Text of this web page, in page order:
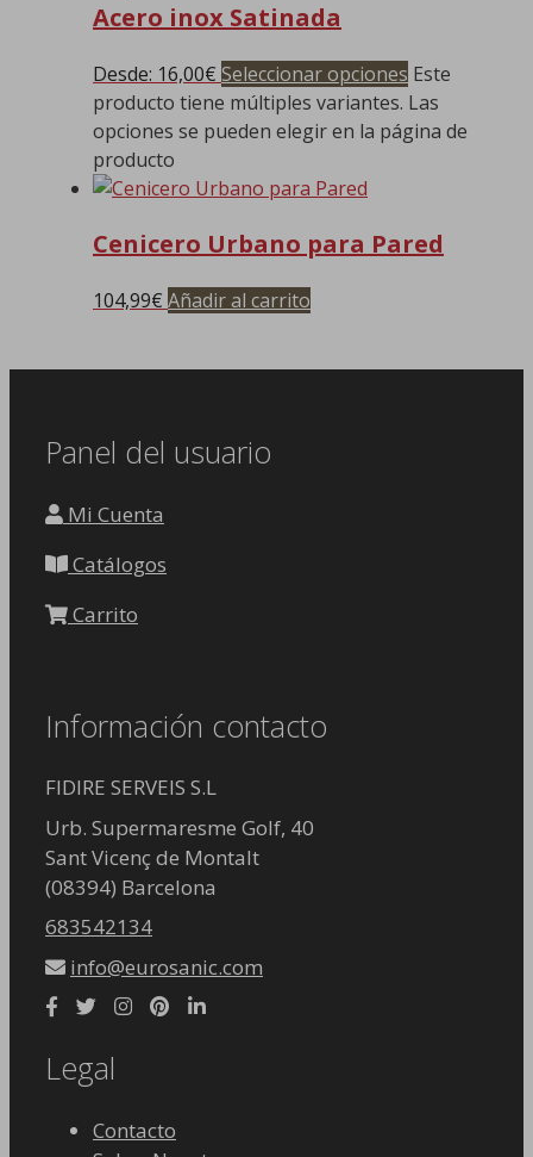
Acero inox Satinada
Desde: 16,00€ Seleccionar opciones Este
producto tiene múltiples variantes. Las
opciones se pueden elegir en la página de
producto
Cenicero Urbano para Pared
104,99€ Añadir al carrito
Panel del usuario
Mi Cuenta
Catálogos
Carrito
Información contacto
FIDIRE SERVEIS S.L
Urb. Supermaresme Golf, 40
Sant Vicenç de Montalt
(08394) Barcelona
683542134
info@eurosanic.com
Legal
Contacto